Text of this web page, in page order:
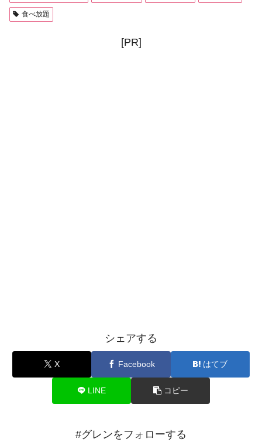
食べ放題
[PR]
シェアする
X Facebook はてブ
LINE コピー
#グレンをフォローする